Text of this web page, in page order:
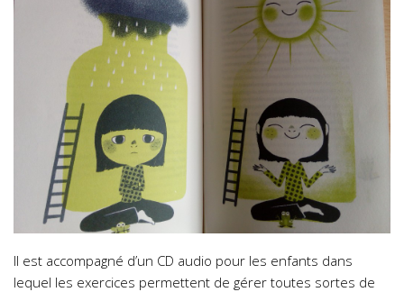
Il est accompagné d’un CD audio pour les enfants dans
lequel les exercices permettent de gérer toutes sortes de